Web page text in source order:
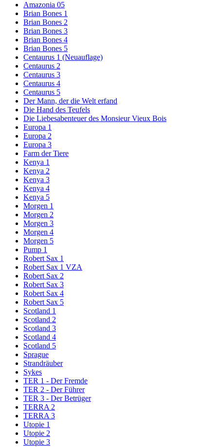
Amazonia 05
Brian Bones 1
Brian Bones 2
Brian Bones 3
Brian Bones 4
Brian Bones 5
Centaurus 1 (Neuauflage)
Centaurus 2
Centaurus 3
Centaurus 4
Centaurus 5
Der Mann, der die Welt erfand
Die Hand des Teufels
Die Liebesabenteuer des Monsieur Vieux Bois
Europa 1
Europa 2
Europa 3
Farm der Tiere
Kenya 1
Kenya 2
Kenya 3
Kenya 4
Kenya 5
Morgen 1
Morgen 2
Morgen 3
Morgen 4
Morgen 5
Pump 1
Robert Sax 1
Robert Sax 1 VZA
Robert Sax 2
Robert Sax 3
Robert Sax 4
Robert Sax 5
Scotland 1
Scotland 2
Scotland 3
Scotland 4
Scotland 5
Sprague
Strandräuber
Sykes
TER 1 - Der Fremde
TER 2 - Der Führer
TER 3 - Der Betrüger
TERRA 2
TERRA 3
Utopie 1
Utopie 2
Utopie 3